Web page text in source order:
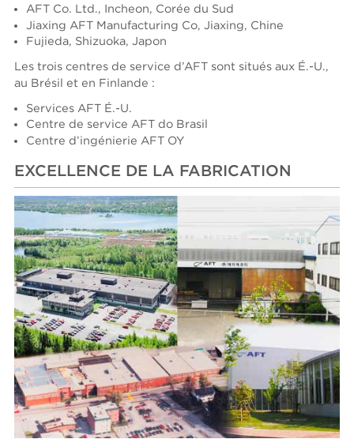
AFT Co. Ltd., Incheon, Corée du Sud
Jiaxing AFT Manufacturing Co, Jiaxing, Chine
Fujieda, Shizuoka, Japon
Les trois centres de service d’AFT sont situés aux É.-U.,
au Brésil et en Finlande :
Services AFT É.-U.
Centre de service AFT do Brasil
Centre d’ingénierie AFT OY
EXCELLENCE DE LA FABRICATION